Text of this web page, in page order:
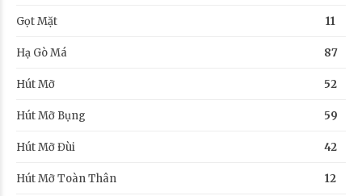
Gọt Mặt 11
Hạ Gò Má 87
Hút Mỡ 52
Hút Mỡ Bụng 59
Hút Mỡ Đùi 42
Hút Mỡ Toàn Thân 12